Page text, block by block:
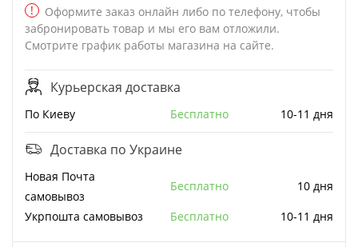
!
Оформите заказ онлайн либо по телефону, чтобы
забронировать товар и мы его вам отложили.
Смотрите график работы магазина на сайте.
Курьерская доставка
По Киеву бесплатно 10-11 дня
Доставка по Украине
Новая Почта
cамовывоз
бесплатно
10 дня
Укрпошта cамовывоз
бесплатно 10-11 дня